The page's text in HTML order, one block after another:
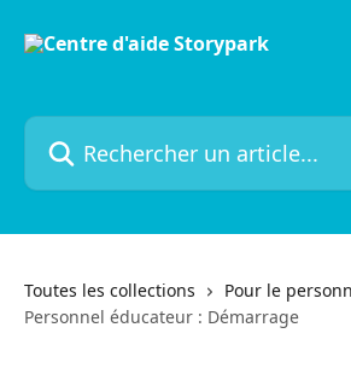
Rechercher un article...
Toutes les collections
Pour le
Personnel éducateur : Démarrage